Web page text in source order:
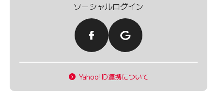
ソーシャルログイン
Yahoo!ID連携について